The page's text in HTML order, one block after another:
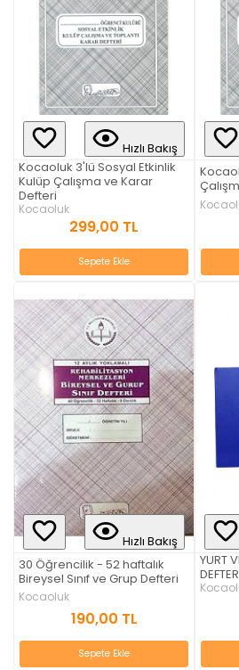
Hızlı Bakış
Kocaoluk 3'lü Sosyal Etkinlik
Kulüp Çalışma ve Karar
Defteri
Kocaoluk
299,00 TL
Sepete Ekle
Hızlı Bakış
30 Öğrencilik - 52 haftalık
Bireysel Sınıf ve Grup Defteri
Kocaoluk
190,00 TL
Sepete Ekle
YURT